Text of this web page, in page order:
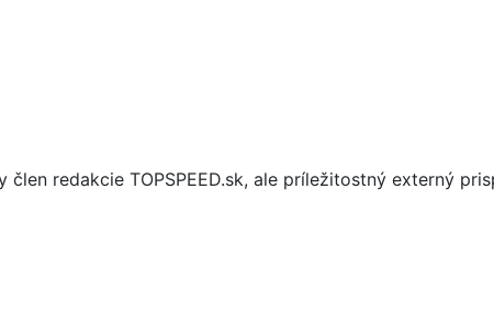
člen redakcie TOPSPEED.sk, ale príležitostný externý